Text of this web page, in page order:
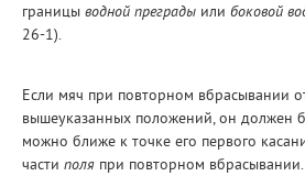
границы водной преграды или боковой
26-1).
Если мяч при повторном вбрасывании
вышеуказанных положений, он должен
можно ближе к точке его первого
части поля при повторном вбрасывании.